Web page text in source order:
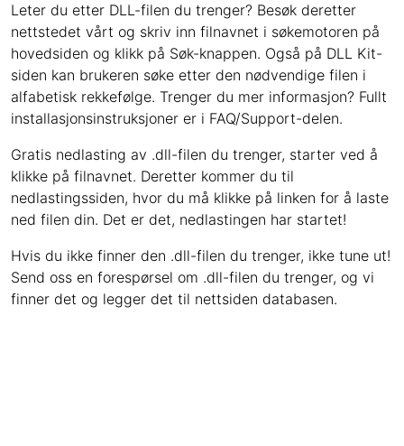
Leter du etter DLL-filen du trenger? Besøk deretter
nettstedet vårt og skriv inn filnavnet i søkemotoren på
hovedsiden og klikk på Søk-knappen. Også på DLL Kit-
siden kan brukeren søke etter den nødvendige filen i
alfabetisk rekkefølge. Trenger du mer informasjon? Fullt
installasjonsinstruksjoner er i FAQ/Support-delen.
Gratis nedlasting av .dll-filen du trenger, starter ved å
klikke på filnavnet. Deretter kommer du til
nedlastingssiden, hvor du må klikke på linken for å laste
ned filen din. Det er det, nedlastingen har startet!
Hvis du ikke finner den .dll-filen du trenger, ikke tune ut!
Send oss ​​en forespørsel om .dll-filen du trenger, og vi
finner det og legger det til nettsiden databasen.